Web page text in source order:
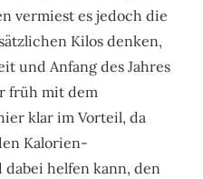
vermiest es jedoch die
Kilos denken,
und Anfang des Jahres
früh mit dem
klar im Vorteil, da
Kalorien-
helfen kann, den